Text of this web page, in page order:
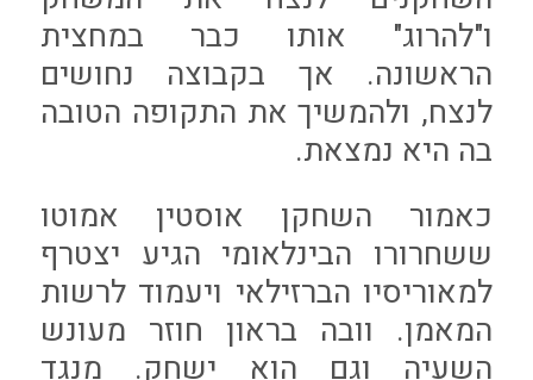
ו"להרוג" אותו כבר במחצית
הראשונה. אך בקבוצה נחושים
לנצח, ולהמשיך את התקופה הטובה
בה היא נמצאת.
כאמור השחקן אוסטין אמוטו
ששחרורו הבינלאומי הגיע יצטרף
למאוריסיו הברזילאי ויעמוד לרשות
המאמן. וובה בראון חוזר מעונש
השעיה וגם הוא ישחק. מנגד